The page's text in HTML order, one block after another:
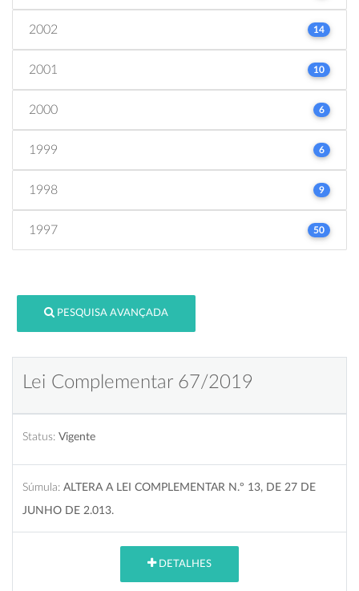
2002 14
2001 10
2000 6
1999 6
1998 9
1997 50
PESQUISA AVANÇADA
Lei Complementar 67/2019
Status: Vigente
Súmula: ALTERA A LEI COMPLEMENTAR N.º 13, DE 27 DE
JUNHO DE 2.013.
DETALHES